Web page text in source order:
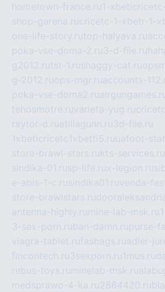
hometown-france.ru1-
shop-garena.rucricetc-1-xbetr-1-
one-life-story.rutop-halyava.ru
poka-vse-doma-2.ru3-d-file.ru
g2012.rutst-1.rushaggy-cat.ru
g-2012.ruops-mgr.ruaccounts-
poka-vse-doma2.ru
tehosmotre.ruvarieta-yug.ru
raytor-d.ruatillagunn.ru3d-file.ru
1xbeticricetc1xbetti5.ruuafoot-
store-brawl-stars.rukts-services.ru
sindika-01.rusp-life.rux-legion.ru
e-abis-1-c.rusindika01.ruvenda-
store-brawlstars.ru
antenna-highly.ru mine-lab-msk.ru
3-sex-porn.ruban-damn.rupurse-
viagra-tablet.rufasbags.ruadler-
fincontech.ru3sexporn.ru1mus.ru
rebus-toys.ru minelab-msk.ru
medsprawo-4-ka.ru2864420.ru